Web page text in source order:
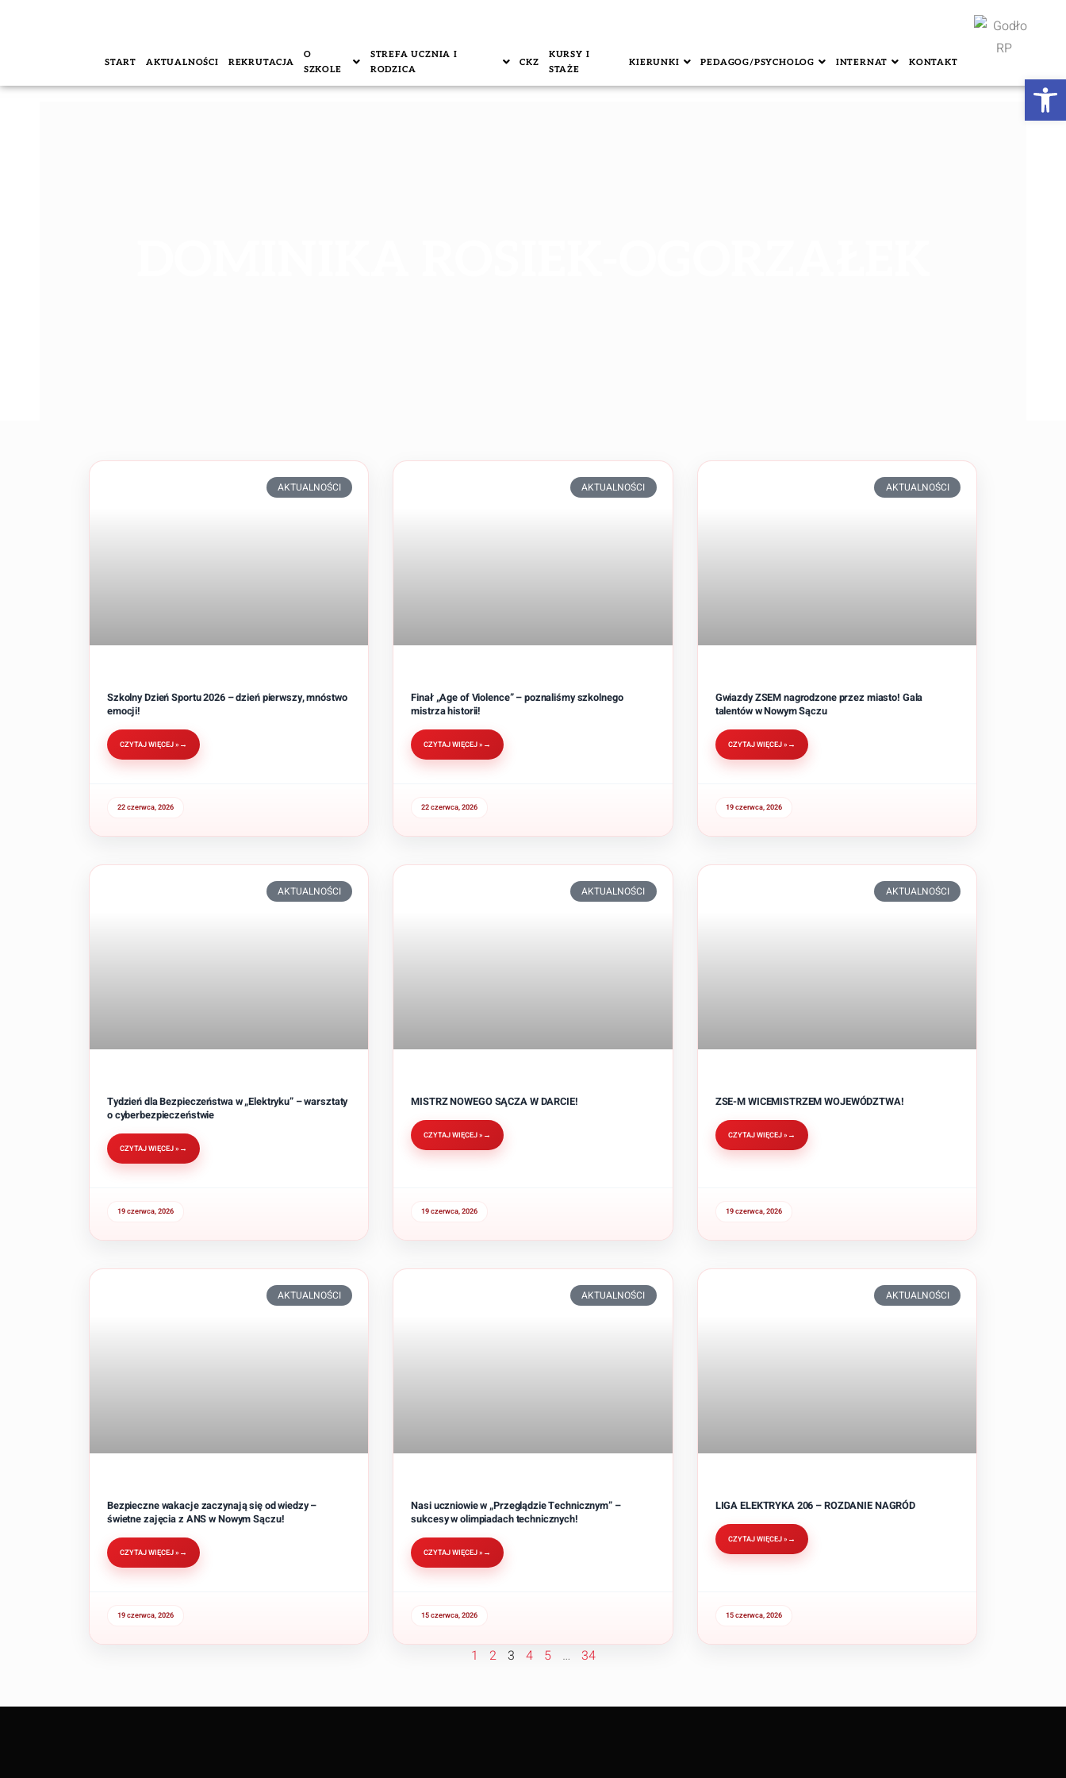
START AKTUALNOŚCI REKRUTACJA
O
SZKOLE
STREFA UCZNIA I
RODZICA
CKZ
KURSY I
STAŻE
KIERUNKI PEDAGOG/PSYCHOLOG INTERNAT KONTAKT
AKTUALNOŚCI
Szkolny Dzień Sportu 2026 – dzień pierwszy, mnóstwo
emocji!
CZYTAJ WIĘCEJ »
22 czerwca, 2026
AKTUALNOŚCI
Finał „Age of Violence” – poznaliśmy szkolnego
mistrza historii!
CZYTAJ WIĘCEJ »
22 czerwca, 2026
AKTUALNOŚCI
Gwiazdy ZSEM nagrodzone przez miasto! Gala
talentów w Nowym Sączu
CZYTAJ WIĘCEJ »
19 czerwca, 2026
AKTUALNOŚCI
Tydzień dla Bezpieczeństwa w „Elektryku” – warsztaty
o cyberbezpieczeństwie
CZYTAJ WIĘCEJ »
19 czerwca, 2026
AKTUALNOŚCI
MISTRZ NOWEGO SĄCZA W DARCIE!
CZYTAJ WIĘCEJ »
19 czerwca, 2026
AKTUALNOŚCI
ZSE-M WICEMISTRZEM WOJEWÓDZTWA!
CZYTAJ WIĘCEJ »
19 czerwca, 2026
AKTUALNOŚCI
Bezpieczne wakacje zaczynają się od wiedzy –
świetne zajęcia z ANS w Nowym Sączu!
CZYTAJ WIĘCEJ »
19 czerwca, 2026
AKTUALNOŚCI
Nasi uczniowie w „Przeglądzie Technicznym” –
sukcesy w olimpiadach technicznych!
CZYTAJ WIĘCEJ »
15 czerwca, 2026
AKTUALNOŚCI
LIGA ELEKTRYKA 206 – ROZDANIE NAGRÓD
CZYTAJ WIĘCEJ »
15 czerwca, 2026
1 2 3 4 5 … 34